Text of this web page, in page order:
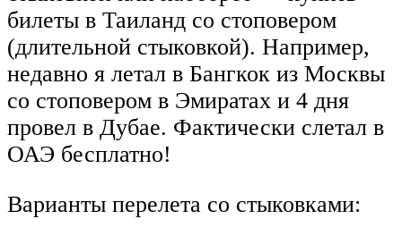
билеты в Таиланд со стоповером
(длительной стыковкой). Например,
недавно я летал в Бангкок из Москвы
со стоповером в Эмиратах и 4 дня
провел в Дубае. Фактически слетал в
ОАЭ бесплатно!
Варианты перелета со стыковками: